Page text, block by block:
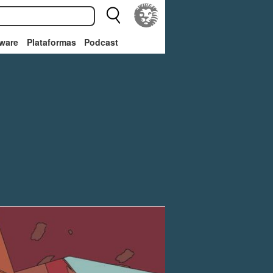
Plataformas Podcast